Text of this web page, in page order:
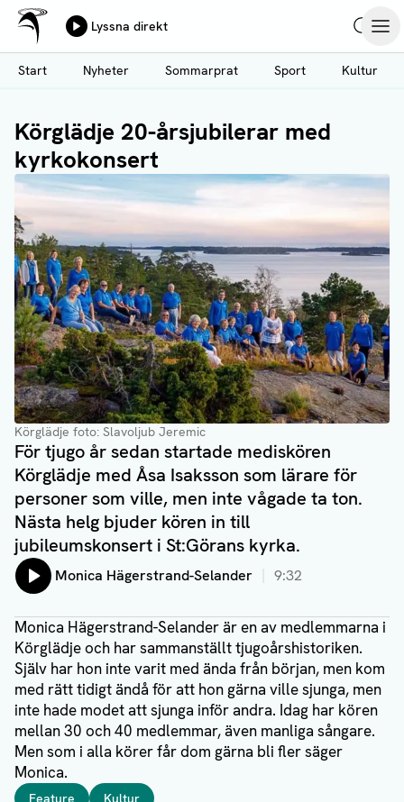
Hoppa
till
huvudinnehåll
Ålands Radio & TV
Lyssna direkt
Start
Nyheter Sommarprat Sport Kultur
Körglädje 20-årsjubilerar med
kyrkokonsert
Körglädje foto: Slavoljub Jeremic
För tjugo år sedan startade mediskören
Körglädje med Åsa Isaksson som lärare för
personer som ville, men inte vågade ta ton.
Nästa helg bjuder kören in till
jubileumskonsert i St:Görans kyrka.
Lyssna på:
Monica Hägerstrand-Selander 9:32
Monica Hägerstrand-Selander är en av medlemmarna i
Körglädje och har sammanställt tjugoårshistoriken.
Själv har hon inte varit med ända från början, men kom
med rätt tidigt ändå för att hon gärna ville sjunga, men
inte hade modet att sjunga inför andra. Idag har kören
mellan 30 och 40 medlemmar, även manliga sångare.
Men som i alla körer får dom gärna bli fler säger
Monica.
Taggar
Feature Kultur